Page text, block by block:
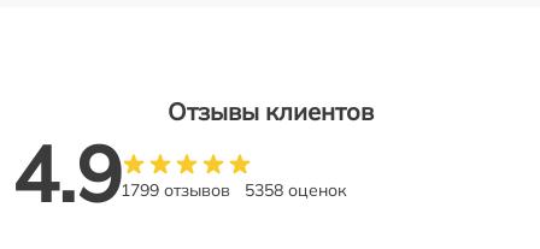
Отзывы клиентов
4.91799 отзывов 5358 оценок